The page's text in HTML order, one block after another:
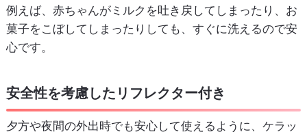
例えば、赤ちゃんがミルクを吐き戻してしまったり、お
菓子をこぼしてしまったりしても、すぐに洗えるので安
心です。
安全性を考慮したリフレクター付き
夕方や夜間の外出時でも安心して使えるように、ケラッ